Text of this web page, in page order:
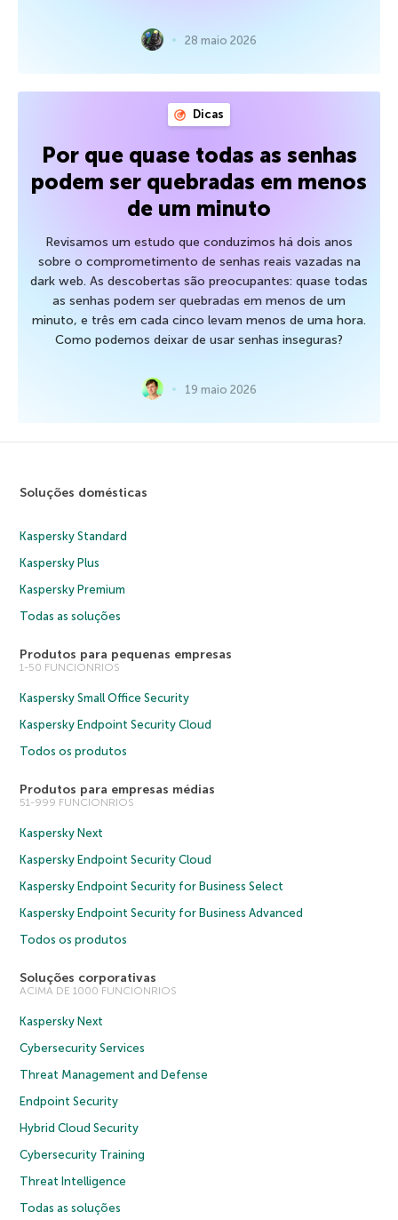
28 maio 2026
Dicas
Por que quase todas as senhas
podem ser quebradas em menos
de um minuto
Revisamos um estudo que conduzimos há dois anos
sobre o comprometimento de senhas reais vazadas na
dark web. As descobertas são preocupantes: quase todas
as senhas podem ser quebradas em menos de um
minuto, e três em cada cinco levam menos de uma hora.
Como podemos deixar de usar senhas inseguras?
19 maio 2026
Soluções domésticas
Kaspersky Standard
Kaspersky Plus
Kaspersky Premium
Todas as soluções
Produtos para pequenas empresas
1-50 FUNCIONRIOS
Kaspersky Small Office Security
Kaspersky Endpoint Security Cloud
Todos os produtos
Produtos para empresas médias
51-999 FUNCIONRIOS
Kaspersky Next
Kaspersky Endpoint Security Cloud
Kaspersky Endpoint Security for Business Select
Kaspersky Endpoint Security for Business Advanced
Todos os produtos
Soluções corporativas
ACIMA DE 1000 FUNCIONRIOS
Kaspersky Next
Cybersecurity Services
Threat Management and Defense
Endpoint Security
Hybrid Cloud Security
Cybersecurity Training
Threat Intelligence
Todas as soluções